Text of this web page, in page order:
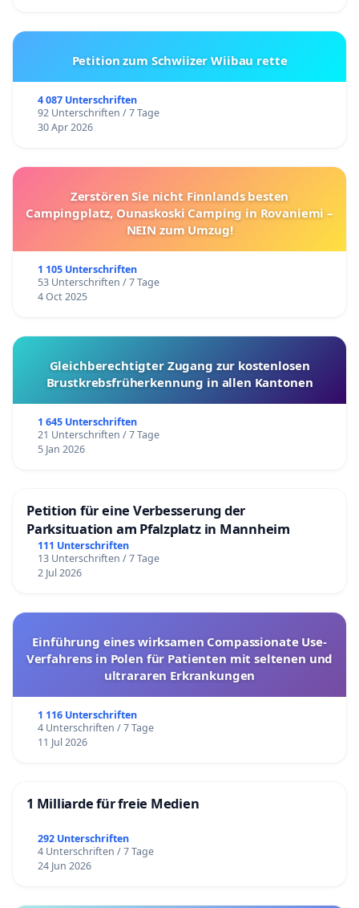
Petition zum Schwiizer Wiibau rette
4 087 Unterschriften
92 Unterschriften / 7 Tage
30 Apr 2026
Zerstören Sie nicht Finnlands besten
Campingplatz, Ounaskoski Camping in Rovaniemi –
NEIN zum Umzug!
1 105 Unterschriften
53 Unterschriften / 7 Tage
4 Oct 2025
Gleichberechtigter Zugang zur kostenlosen
Brustkrebsfrüherkennung in allen Kantonen
1 645 Unterschriften
21 Unterschriften / 7 Tage
5 Jan 2026
Petition für eine Verbesserung der
Parksituation am Pfalzplatz in Mannheim
111 Unterschriften
13 Unterschriften / 7 Tage
2 Jul 2026
Einführung eines wirksamen Compassionate Use-
Verfahrens in Polen für Patienten mit seltenen und
ultrararen Erkrankungen
1 116 Unterschriften
4 Unterschriften / 7 Tage
11 Jul 2026
1 Milliarde für freie Medien
292 Unterschriften
4 Unterschriften / 7 Tage
24 Jun 2026